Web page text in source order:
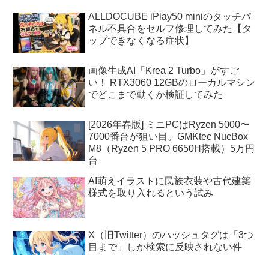
ALLDOCUBE iPlay50 miniのタッチパ
ネル不具合をセルフ修理してみた【タ
ップできなくなる症状】
画像生成AI「Krea 2 Turbo」がすご
い！ RTX3060 12GBのローカルマシン
でどこまで動くか検証してみた
[2026年春版] ミニPCはRyzen 5000〜
7000番台が狙い目。GMKtec NucBox
M8（Ryzen 5 PRO 6650H搭載）5万円
台
AI萌えイラストに民族衣装や古代建築
様式を取り入れるという試み
X（旧Twitter）のハッシュタグは「3つ
目まで」しか検索に反映されない件